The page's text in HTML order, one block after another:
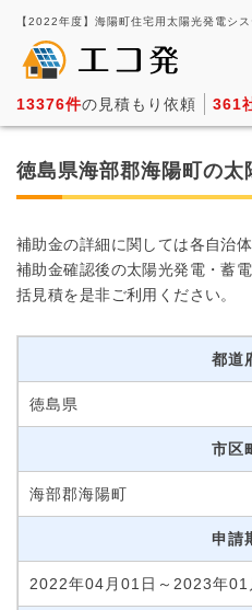
13376件の見積もり依頼 361
徳島県海部郡海陽町の
補助金の詳細に関しては各自治
補助金確認後の太陽光発電・蓄
括見積を是非ご利用ください。
都道
徳島県
市区
海部郡海陽町
申請
2022年04月01日～2023年01